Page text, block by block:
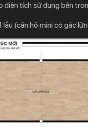
diện tích sử dụng bên
lầu (căn hộ mini có gác